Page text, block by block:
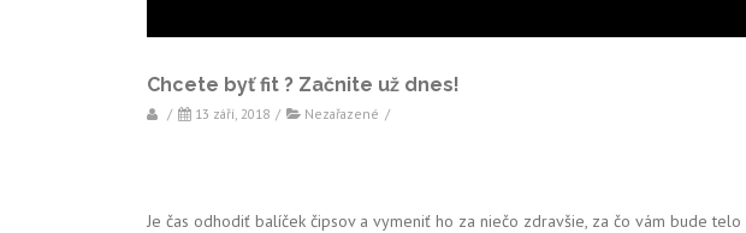
Chcete byť fit ? Začnite už dnes!
/ 13 září, 2018 / Nezařazené /
Je čas odhodiť balíček čipsov a vymeniť ho za niečo zdravšie, za čo vám bude